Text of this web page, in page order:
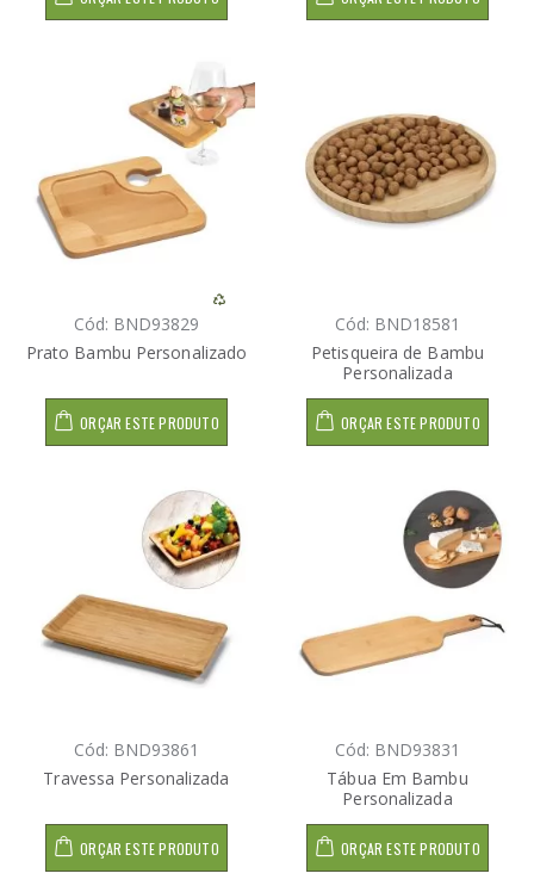
Cód: BND93829
Prato Bambu Personalizado
ORÇAR ESTE PRODUTO
Cód: BND18581
Petisqueira de Bambu
Personalizada
ORÇAR ESTE PRODUTO
Cód: BND93861
Travessa Personalizada
ORÇAR ESTE PRODUTO
Cód: BND93831
Tábua Em Bambu
Personalizada
ORÇAR ESTE PRODUTO